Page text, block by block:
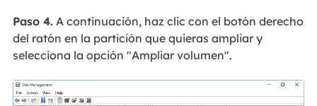
Paso 4.A continuación, haz clic con el botón derecho
del ratón en la partición que quieras ampliar y
selecciona la opción "Ampliar volumen".